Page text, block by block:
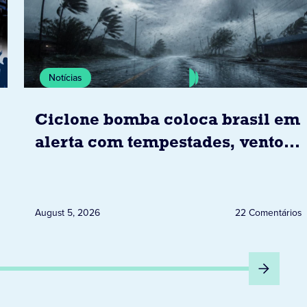
Notícias
Ciclone bomba coloca brasil em
alerta com tempestades, ventos
August 5, 2026 22 Comentários